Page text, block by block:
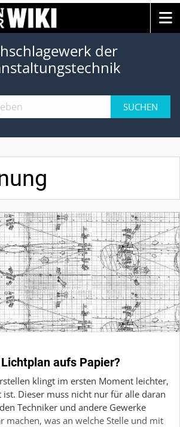
der
SUCHEN
aufs Papier?
klingt im ersten Moment leichter,
Dieser muss nicht nur für alle daran
Techniker und andere Gewerke
machen, was an welche Stelle und mit